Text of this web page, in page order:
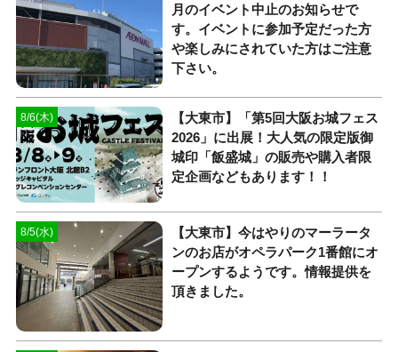
月のイベント中止のお知らせで
す。イベントに参加予定だった方
や楽しみにされていた方はご注意
下さい。
8/6(木)
【大東市】「第5回大阪お城フェス
2026」に出展！大人気の限定版御
城印「飯盛城」の販売や購入者限
定企画などもあります！！
8/5(水)
【大東市】今はやりのマーラータ
ンのお店がオペラパーク1番館にオ
ープンするようです。情報提供を
頂きました。